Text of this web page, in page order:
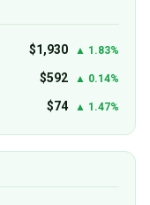
$1,930 ▲ 1.83%
$592 ▲ 0.14%
$74 ▲ 1.47%